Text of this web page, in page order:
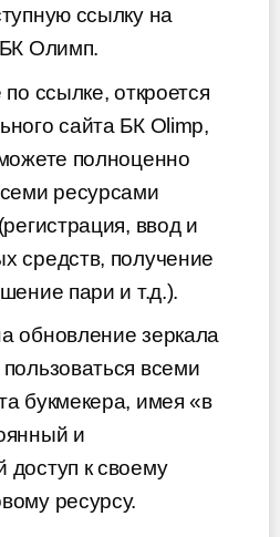
ссылку на
Олимп.
ссылке, откроется
сайта БК Olimp,
полноценно
ресурсами
ввод и
средств, получение
пари и т.д.).
обновление зеркала
всеми
букмекера, имея «в
и
доступ к своему
ресурсу.